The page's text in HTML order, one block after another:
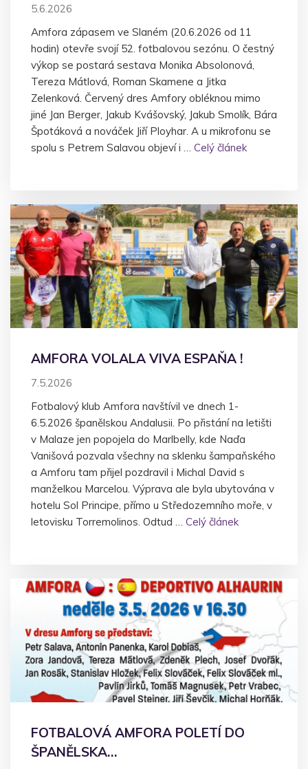
5.6.2026
Amfora zápasem ve Slaném (20.6.2026 od 11
hodin) otevře svojí 52. fotbalovou sezónu. O čestný
výkop se postará sestava Monika Absolonová,
Tereza Mátlová, Roman Skamene a Jitka
Zelenková. Červený dres Amfory obléknou mimo
jiné Jan Berger, Jakub Kvášovský, Jakub Smolík, Bára
Špotáková a nováček Jiří Ployhar. A u mikrofonu se
spolu s Petrem Salavou objeví i … Celý článek
AMFORA VOLALA VIVA ESPAŇA !
7.5.2026
Fotbalový klub Amfora navštívil ve dnech 1-
6.5.2026 španělskou Andalusii. Po přistání na letišti
v Malaze jen popojela do Marlbelly, kde Naďa
Vanišová pozvala všechny na sklenku šampaňského
a Amforu tam přijel pozdravil i Michal David s
manželkou Marcelou. Výprava ale byla ubytována v
hotelu Sol Principe, přímo u Středozemního moře, v
letovisku Torremolinos. Odtud … Celý článek
FOTBALOVÁ AMFORA POLETÍ DO
ŠPANĚLSKA…